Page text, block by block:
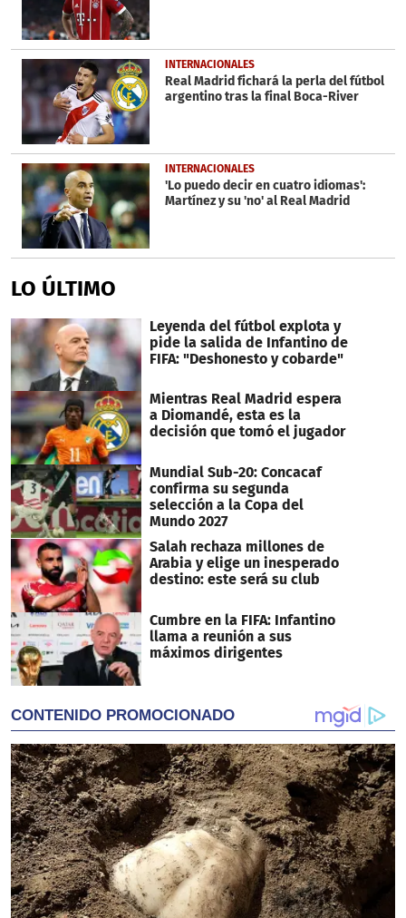
INTERNACIONALES
Real Madrid fichará la perla del fútbol
argentino tras la final Boca-River
INTERNACIONALES
'Lo puedo decir en cuatro idiomas':
Martínez y su 'no' al Real Madrid
LO ÚLTIMO
Leyenda del fútbol explota y
pide la salida de Infantino de
FIFA: "Deshonesto y cobarde"
Mientras Real Madrid espera
a Diomandé, esta es la
decisión que tomó el jugador
Mundial Sub-20: Concacaf
confirma su segunda
selección a la Copa del
Mundo 2027
Salah rechaza millones de
Arabia y elige un inesperado
destino: este será su club
Cumbre en la FIFA: Infantino
llama a reunión a sus
máximos dirigentes